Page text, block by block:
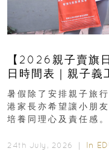
【2026親子賣旗
日時間表｜親子義
暑假除了安排親子旅
港家長亦希望讓小朋
培養同理心及責任感
24th July, 2026 ｜ In